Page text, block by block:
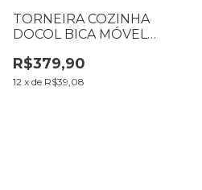
TORNEIRA COZINHA
DOCOL BICA MÓVEL
CROMADA CINZA
R$379,90
12 x de R$39,08